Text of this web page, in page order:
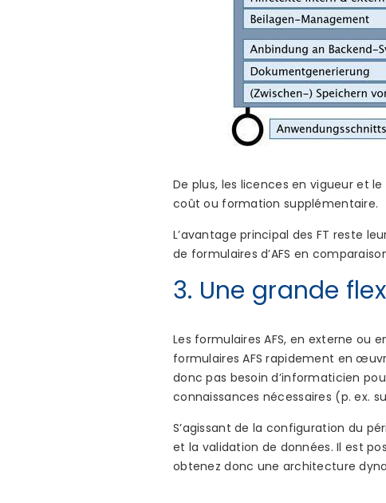
De plus, les licences en vigueur et
coût ou formation supplémentaire.
L’avantage principal des FT reste
de formulaires d’AFS en
3. Une grande
Les formulaires AFS, en externe
formulaires AFS rapidement en
donc pas besoin d’informaticien
connaissances nécessaires (p. ex.
S’agissant de la configuration du
et la validation de données. Il est
obtenez donc une architecture